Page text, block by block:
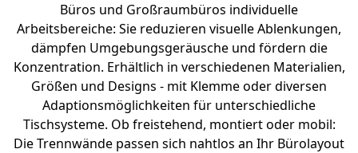
Büros und Großraumbüros individuelle
Arbeitsbereiche: Sie reduzieren visuelle Ablenkungen,
dämpfen Umgebungsgeräusche und fördern die
Konzentration. Erhältlich in verschiedenen Materialien,
Größen und Designs - mit Klemme oder diversen
Adaptionsmöglichkeiten für unterschiedliche
Tischsysteme. Ob freistehend, montiert oder mobil:
Die Trennwände passen sich nahtlos an Ihr Bürolayout